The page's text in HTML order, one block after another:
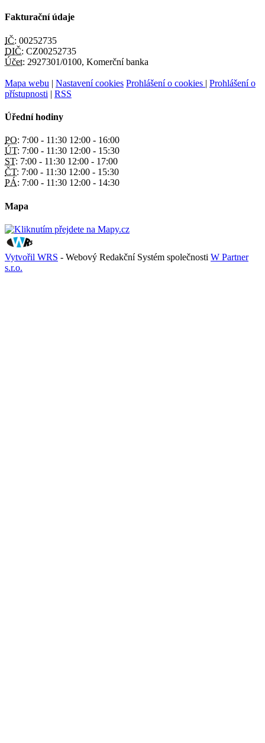
Fakturační údaje
IČ: 00252735
DIČ: CZ00252735
Účet: 2927301/0100, Komerční banka
Mapa webu | Nastavení cookies Prohlášení o cookies | Prohlášení o
přístupnosti | RSS
Úřední hodiny
PO: 7:00 - 11:30 12:00 - 16:00
ÚT: 7:00 - 11:30 12:00 - 15:30
ST: 7:00 - 11:30 12:00 - 17:00
ČT: 7:00 - 11:30 12:00 - 15:30
PÁ: 7:00 - 11:30 12:00 - 14:30
Mapa
Vytvořil WRS - Webový Redakční Systém společnosti W Partner
s.r.o.